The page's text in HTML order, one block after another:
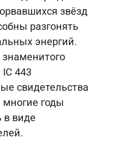
звёзд
разгонять
энергий.
знаменитого
443
свидетельства
многие годы
в виде